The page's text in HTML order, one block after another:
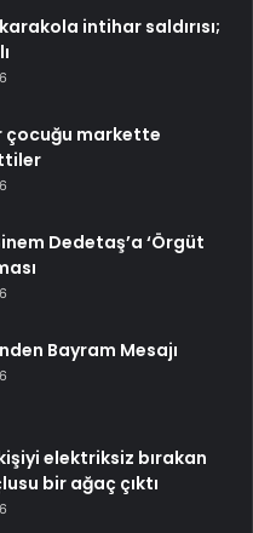
intihar saldırısı;
çocuğu markette
Dedetaş’a ‘Örgüt
Bayram Mesajı
elektriksiz bırakan
bir ağaç çıktı